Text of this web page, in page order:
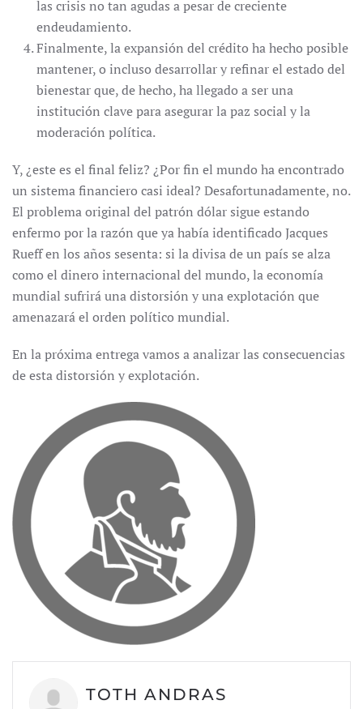
las crisis no tan agudas a pesar de creciente
endeudamiento.
Finalmente, la expansión del crédito ha hecho posible
mantener, o incluso desarrollar y refinar el estado del
bienestar que, de hecho, ha llegado a ser una
institución clave para asegurar la paz social y la
moderación política.
Y, ¿este es el final feliz? ¿Por fin el mundo ha encontrado
un sistema financiero casi ideal? Desafortunadamente, no.
El problema original del patrón dólar sigue estando
enfermo por la razón que ya había identificado Jacques
Rueff en los años sesenta: si la divisa de un país se alza
como el dinero internacional del mundo, la economía
mundial sufrirá una distorsión y una explotación que
amenazará el orden político mundial.
En la próxima entrega vamos a analizar las consecuencias
de esta distorsión y explotación.
TOTH ANDRAS